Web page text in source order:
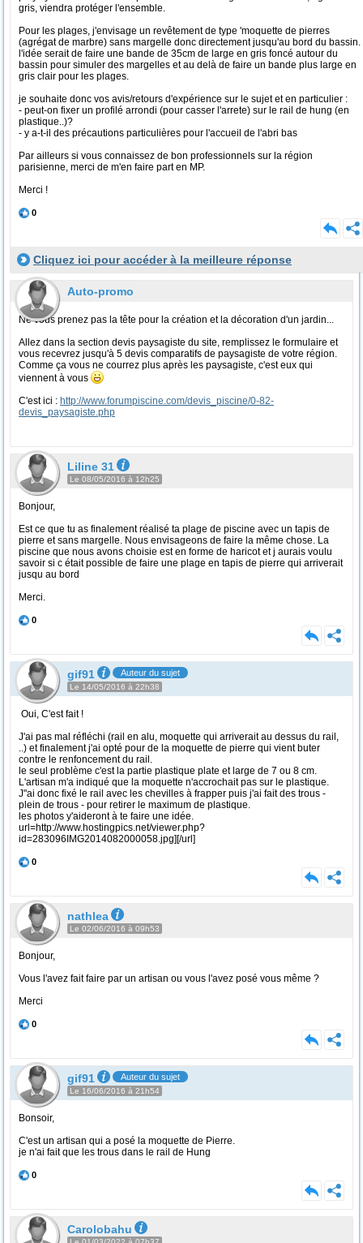
gris, viendra protéger l'ensemble.
Pour les plages, j'envisage un revêtement de type 'moquette de pierres
(agrégat de marbre) sans margelle donc directement jusqu'au bord du bassin.
l'idée serait de faire une bande de 35cm de large en gris foncé autour du
bassin pour simuler des margelles et au delà de faire un bande plus large en
gris clair pour les plages.
je souhaite donc vos avis/retours d'expérience sur le sujet et en particulier :
- peut-on fixer un profilé arrondi (pour casser l'arrete) sur le rail de hung (en
plastique..)?
- y a-t-il des précautions particulières pour l'accueil de l'abri bas
Par ailleurs si vous connaissez de bon professionnels sur la région
parisienne, merci de m'en faire part en MP.
Merci !
0
Cliquez ici pour accéder à la meilleure réponse
Auto-promo
Ne vous prenez pas la tête pour la création et la décoration d'un jardin...
Allez dans la section devis paysagiste du site, remplissez le formulaire et
vous recevrez jusqu'à 5 devis comparatifs de paysagiste de votre région.
Comme ça vous ne courrez plus après les paysagiste, c'est eux qui
viennent à vous
C'est ici : http://www.forumpiscine.com/devis_piscine/0-82-
devis_paysagiste.php
Liline 31
Le 08/05/2016 à 12h25
Bonjour,
Est ce que tu as finalement réalisé ta plage de piscine avec un tapis de
pierre et sans margelle. Nous envisageons de faire la même chose. La
piscine que nous avons choisie est en forme de haricot et j aurais voulu
savoir si c était possible de faire une plage en tapis de pierre qui arriverait
jusqu au bord
Merci.
0
gif91 Auteur du sujet
Le 14/05/2016 à 22h38
Oui, C'est fait !
J'ai pas mal réfléchi (rail en alu, moquette qui arriverait au dessus du rail,
..) et finalement j'ai opté pour de la moquette de pierre qui vient buter
contre le renfoncement du rail.
le seul problème c'est la partie plastique plate et large de 7 ou 8 cm.
L'artisan m'a indiqué que la moquette n'accrochait pas sur le plastique.
J"ai donc fixé le rail avec les chevilles à frapper puis j'ai fait des trous -
plein de trous - pour retirer le maximum de plastique.
les photos y'aideront à te faire une idée.
url=http://www.hostingpics.net/viewer.php?
id=283096IMG2014082000058.jpg][/url]
0
nathlea
Le 02/06/2016 à 09h53
Bonjour,
Vous l'avez fait faire par un artisan ou vous l'avez posé vous même ?
Merci
0
gif91 Auteur du sujet
Le 16/06/2016 à 21h54
Bonsoir,
C'est un artisan qui a posé la moquette de Pierre.
je n'ai fait que les trous dans le rail de Hung
0
Carolobahu